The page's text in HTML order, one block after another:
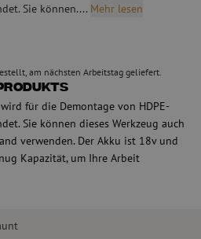
Sie können.... Mehr lesen
am nächsten Arbeitstag geliefert.
für die Demontage von HDPE-
Sie können dieses Werkzeug auch
verwenden. Der Akku ist 18v und
Kapazität, um Ihre Arbeit